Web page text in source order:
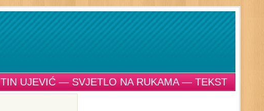
TIN UJEVIĆ — SVJETLO NA RUKAMA — TEKST